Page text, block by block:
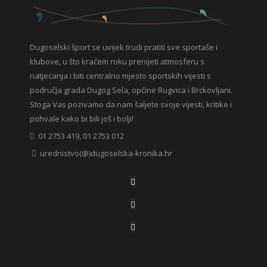
Dugoselski šport se uvijek trudi pratiti sve sportaše i
klubove, u što kraćem roku prenijeti atmosferu s
natjecanja i biti centralno mjesto sportskih vijesti s
područja grada Dugog Sela, općine Rugvica i Brckovljani.
Stoga Vas pozivamo da nam šaljete svoje vijesti, kritike i
pohvale kako bi bili još i bolji!
01 2753 419, 01 2753 012
urednistvo(@)dugoselska-kronika.hr